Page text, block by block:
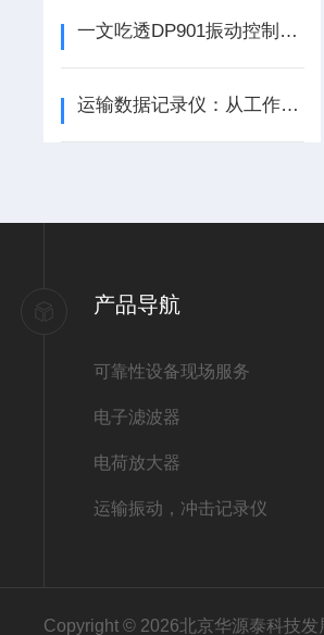
一文吃透DP901振动控制器核心原理与优势
运输数据记录仪：从工作原理到应用场景全解析
产品导航
可靠性设备现场服务
电子滤波器
电荷放大器
运输振动，冲击记录仪
Copyright © 2026北京华源泰科技